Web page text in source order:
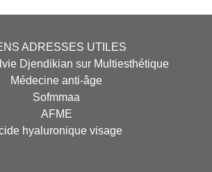
ADRESSES UTILES
Djendikian sur Multiesthétique
Médecine anti-âge
Sofmmaa
AFME
hyaluronique visage